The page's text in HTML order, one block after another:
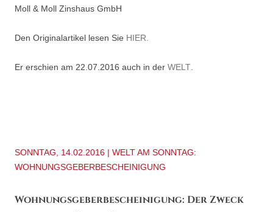
Moll & Moll Zinshaus GmbH
Den Originalartikel lesen Sie HIER.
Er erschien am 22.07.2016 auch in der WELT
SONNTAG, 14.02.2016 | WELT AM SONNTAG:
WOHNUNGSGEBERBESCHEINIGUNG
Wohnungsgeberbescheinigung: Der Zweck